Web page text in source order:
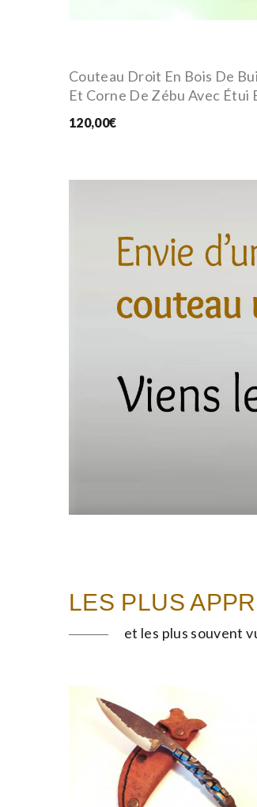
Couteau Droit En Bois De
Et Corne De Zébu Avec Étui
Cuir
120,00€
LES PLUS
et les plus souvent